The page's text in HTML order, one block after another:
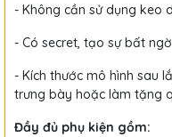
- Không cần sử dụng keo
- Có secret, tạo sự bất
- Kích thước mô hình sau
trưng bày hoặc làm tặng
Đầy đủ phụ kiện gồm: